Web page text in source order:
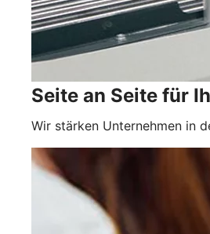
Seite an Seite für
Wir stärken Unternehmen in